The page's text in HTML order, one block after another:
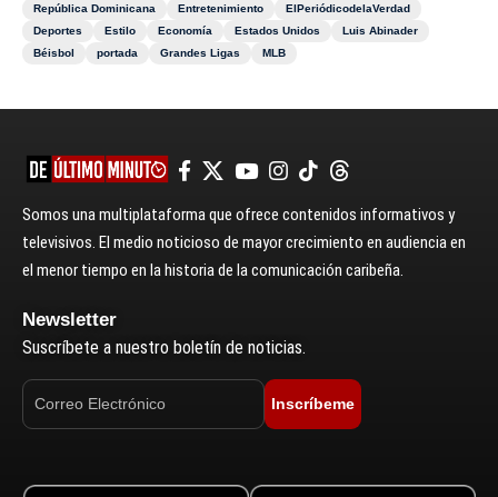
República Dominicana
Entretenimiento
ElPeriódicodelaVerdad
Deportes
Estilo Economía Estados Unidos
Luis Abinader
Béisbol
portada Grandes Ligas MLB
Somos una multiplataforma que ofrece contenidos informativos y
televisivos. El medio noticioso de mayor crecimiento en audiencia en
el menor tiempo en la historia de la comunicación caribeña.
Newsletter
Suscríbete a nuestro boletín de noticias.
Inscríbeme